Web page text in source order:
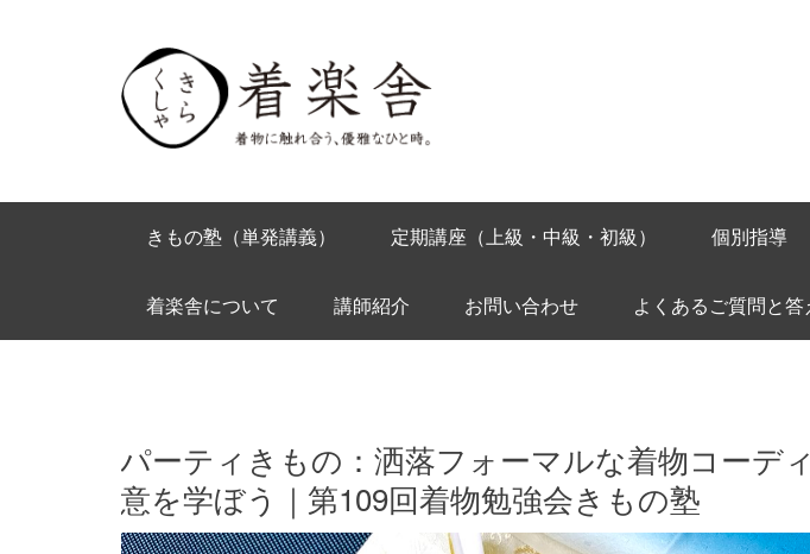
きもの塾（単発講義） 定期講座（上級・中級・初級） 個別指導
着楽舎について 講師紹介 お問い合わせ よくあるご質問と答
パーティきもの：洒落フォーマルな着物コーデ
意を学ぼう｜第109回着物勉強会きもの塾